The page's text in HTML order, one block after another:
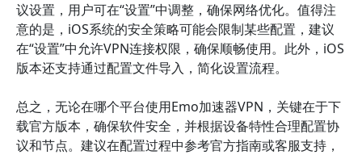
议设置，用户可在“设置”中调整，确保网络优化。值得注
意的是，iOS系统的安全策略可能会限制某些配置，建议
在“设置”中允许VPN连接权限，确保顺畅使用。此外，iOS
版本还支持通过配置文件导入，简化设置流程。
总之，无论在哪个平台使用Emo加速器VPN，关键在于下
载官方版本，确保软件安全，并根据设备特性合理配置协
议和节点。建议在配置过程中参考官方指南或客服支持，